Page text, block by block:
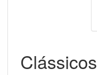
Clássicos